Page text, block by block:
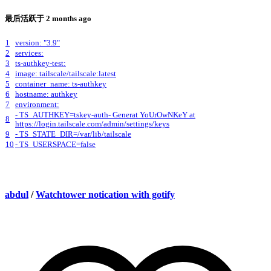
最后活跃于 2 months ago
1
version: "3.9"
2
services:
3
ts-authkey-test:
4
image: tailscale/tailscale:latest
5
container_name: ts-authkey
6
hostname: authkey
7
environment:
8
- TS_AUTHKEY=tskey-auth- Generat YoUrOwNKeY at
https://login.tailscale.com/admin/settings/keys
9
- TS_STATE_DIR=/var/lib/tailscale
10 - TS_USERSPACE=false
abdul / Watchtower notication with gotify